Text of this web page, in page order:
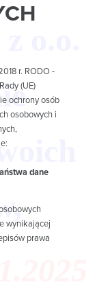
o.o.
r. RODO -
(UE)
ochrony osób
osobowych i
dane
wynikającej
prawa